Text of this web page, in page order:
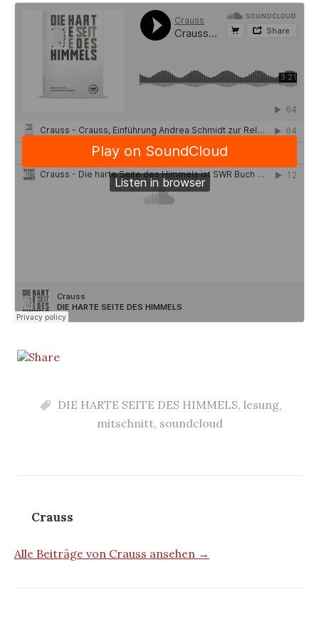
DIE HARTE SEITE DES HIMMELS, lesung,
mitschnitt, soundcloud
Crauss
Alle Beiträge von Crauss ansehen →